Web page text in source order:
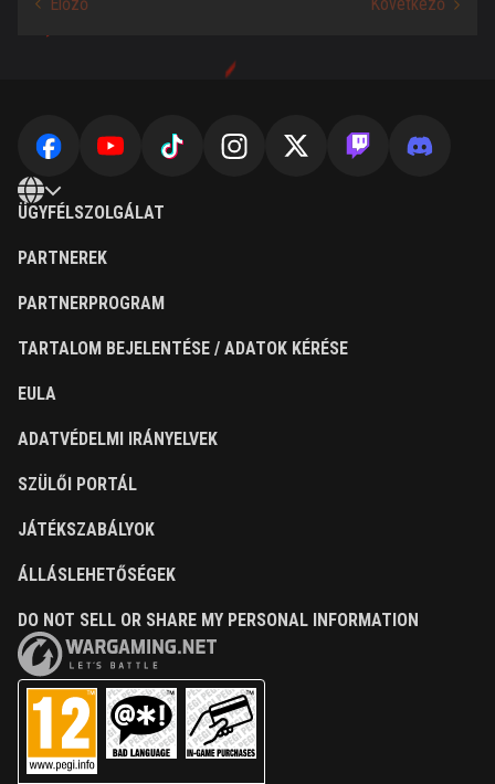
ÜGYFÉLSZOLGÁLAT
PARTNEREK
PARTNERPROGRAM
TARTALOM BEJELENTÉSE / ADATOK KÉRÉSE
EULA
ADATVÉDELMI IRÁNYELVEK
SZÜLŐI PORTÁL
JÁTÉKSZABÁLYOK
ÁLLÁSLEHETŐSÉGEK
DO NOT SELL OR SHARE MY PERSONAL INFORMATION